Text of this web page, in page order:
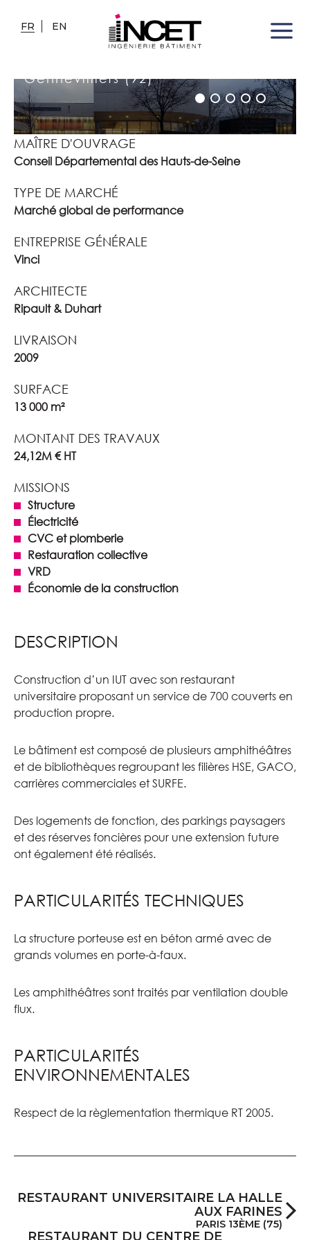
FR EN
RESTAURANT DE L'INSTITUT
UNIVERSITAIRE DE
Gennevilliers (92)
MAÎTRE D'OUVRAGE
Conseil Départemental des Hauts-de-Seine
TYPE DE MARCHÉ
Marché global de performance
ENTREPRISE GÉNÉRALE
Vinci
ARCHITECTE
Ripault & Duhart
LIVRAISON
2009
SURFACE
13 000 m²
MONTANT DES TRAVAUX
24,12M € HT
MISSIONS
Structure
Électricité
CVC et plomberie
Restauration collective
VRD
Économie de la construction
DESCRIPTION
Construction d’un IUT avec son restaurant
universitaire proposant un service de 700 couverts en
production propre.
Le bâtiment est composé de plusieurs amphithéâtres
et de bibliothèques regroupant les filières HSE, GACO,
carrières commerciales et SURFE.
Des logements de fonction, des parkings paysagers
et des réserves foncières pour une extension future
ont également été réalisés.
PARTICULARITÉS TECHNIQUES
La structure porteuse est en béton armé avec de
grands volumes en porte-à-faux.
Les amphithéâtres sont traités par ventilation double
flux.
PARTICULARITÉS
ENVIRONNEMENTALES
Respect de la règlementation thermique RT 2005.
RESTAURANT DU CENTRE DE
RESTAURANT UNIVERSITAIRE LA HALLE
AUX FARINES
PARIS 13ÈME (75)